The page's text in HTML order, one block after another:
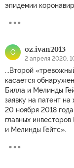
эпидемии
O oz.ivan2013
2 апреля 2020,
...Второй
касается
Билла и Мелинды
заявку на патент
20 ноября 2018
главных
и Мелинды Гейтс».